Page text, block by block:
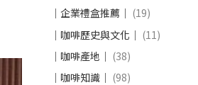
｜企業禮盒推薦｜ (19)
｜咖啡歷史與文化｜ (11)
｜咖啡產地｜ (38)
｜咖啡知識｜ (98)